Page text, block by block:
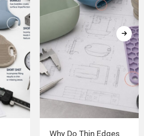
Why Do Thin Edges